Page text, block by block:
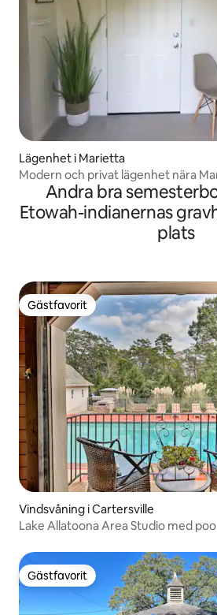
Lägenhet i Marietta
Modern och privat lägenhet nära
Andra bra
Etowah-indianernas
plats
Gästfavorit
Gästfavorit
Vindsvåning i Cartersville
Lake Allatoona Area Studio med
Gästfavorit
Gästfavorit